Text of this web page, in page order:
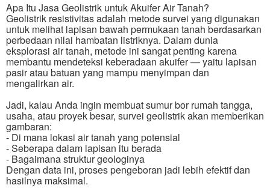
Apa Itu Jasa Geolistrik untuk Akuifer Air Tanah?
Geolistrik resistivitas adalah metode survei yang digunakan
untuk melihat lapisan bawah permukaan tanah berdasarkan
perbedaan nilai hambatan listriknya. Dalam dunia
eksplorasi air tanah, metode ini sangat penting karena
membantu mendeteksi keberadaan akuifer — yaitu lapisan
pasir atau batuan yang mampu menyimpan dan
mengalirkan air.
Jadi, kalau Anda ingin membuat sumur bor rumah tangga,
usaha, atau proyek besar, survei geolistrik akan memberikan
gambaran:
- Di mana lokasi air tanah yang potensial
- Seberapa dalam lapisan itu berada
- Bagaimana struktur geologinya
Dengan data ini, proses pengeboran jadi lebih efektif dan
hasilnya maksimal.